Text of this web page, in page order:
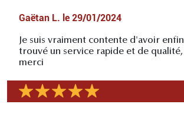
Gaëtan L. le 29/01/2024
Je suis vraiment contente d'avoir enfin
trouvé un service rapide et de qualité,
merci